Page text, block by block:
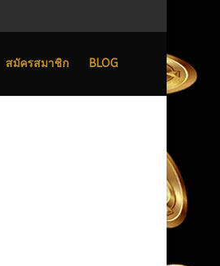
สมัครสมาชิก BLOG